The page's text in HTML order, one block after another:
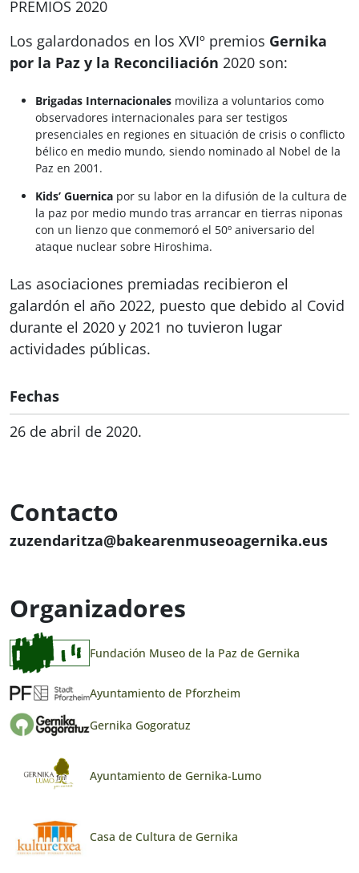
PREMIOS 2020
Los galardonados en los XVIº premios Gernika
por la Paz y la Reconciliación 2020 son:
Brigadas Internacionales moviliza a voluntarios como
observadores internacionales para ser testigos
presenciales en regiones en situación de crisis o conflicto
bélico en medio mundo, siendo nominado al Nobel de la
Paz en 2001.
Kids’ Guernica por su labor en la difusión de la cultura de
la paz por medio mundo tras arrancar en tierras niponas
con un lienzo que conmemoró el 50º aniversario del
ataque nuclear sobre Hiroshima.
Las asociaciones premiadas recibieron el
galardón el año 2022, puesto que debido al Covid
durante el 2020 y 2021 no tuvieron lugar
actividades públicas.
Fechas
26 de abril de 2020.
Contacto
zuzendaritza@bakearenmuseoagernika.eus
Organizadores
Fundación Museo de la Paz de Gernika
Ayuntamiento de Pforzheim
Gernika Gogoratuz
Ayuntamiento de Gernika-Lumo
Casa de Cultura de Gernika